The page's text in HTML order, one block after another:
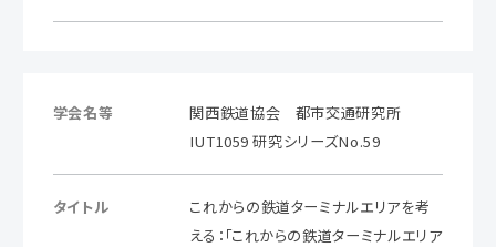
学会名等
関西鉄道協会 都市交通研究所
IUT1059 研究シリーズNo.59
タイトル
これからの鉄道ターミナルエリアを考
える：「これからの鉄道ターミナルエリア